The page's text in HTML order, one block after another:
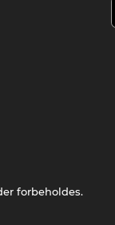
forbeholdes.